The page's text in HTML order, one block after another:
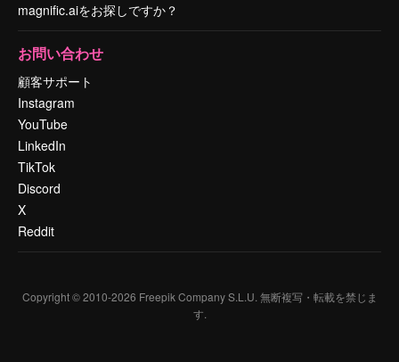
magnific.aiをお探しですか？
お問い合わせ
顧客サポート
Instagram
YouTube
LinkedIn
TikTok
Discord
X
Reddit
Copyright © 2010-2026 Freepik Company S.L.U. 無断複写・転載を禁じま
す.